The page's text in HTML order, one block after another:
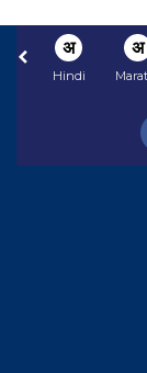
अ
Hindi
अ